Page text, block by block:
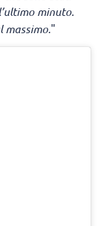
minuto.
massimo."